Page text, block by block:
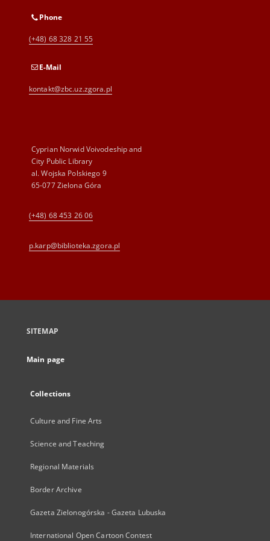
Phone
(+48) 68 328 21 55
E-Mail
kontakt@zbc.uz.zgora.pl
Cyprian Norwid Voivodeship and
City Public Library
al. Wojska Polskiego 9
65-077 Zielona Góra
(+48) 68 453 26 06
p.karp@biblioteka.zgora.pl
SITEMAP
Main page
Collections
Culture and Fine Arts
Science and Teaching
Regional Materials
Border Archive
Gazeta Zielonogórska - Gazeta Lubuska
International Open Cartoon Contest